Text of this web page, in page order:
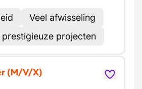
Veel afwisseling
prestigieuze projecten
(M/V/X)